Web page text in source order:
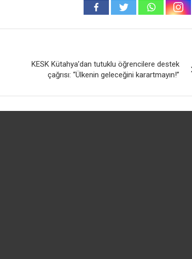
KESK Kütahya’dan tutuklu öğrencilere destek
çağrısı: “Ülkenin geleceğini karartmayın!”